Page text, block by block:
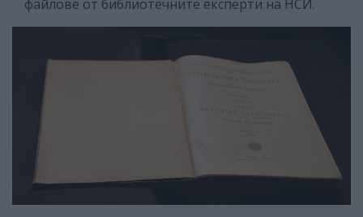
файлове от библиотечните експерти на НСИ.